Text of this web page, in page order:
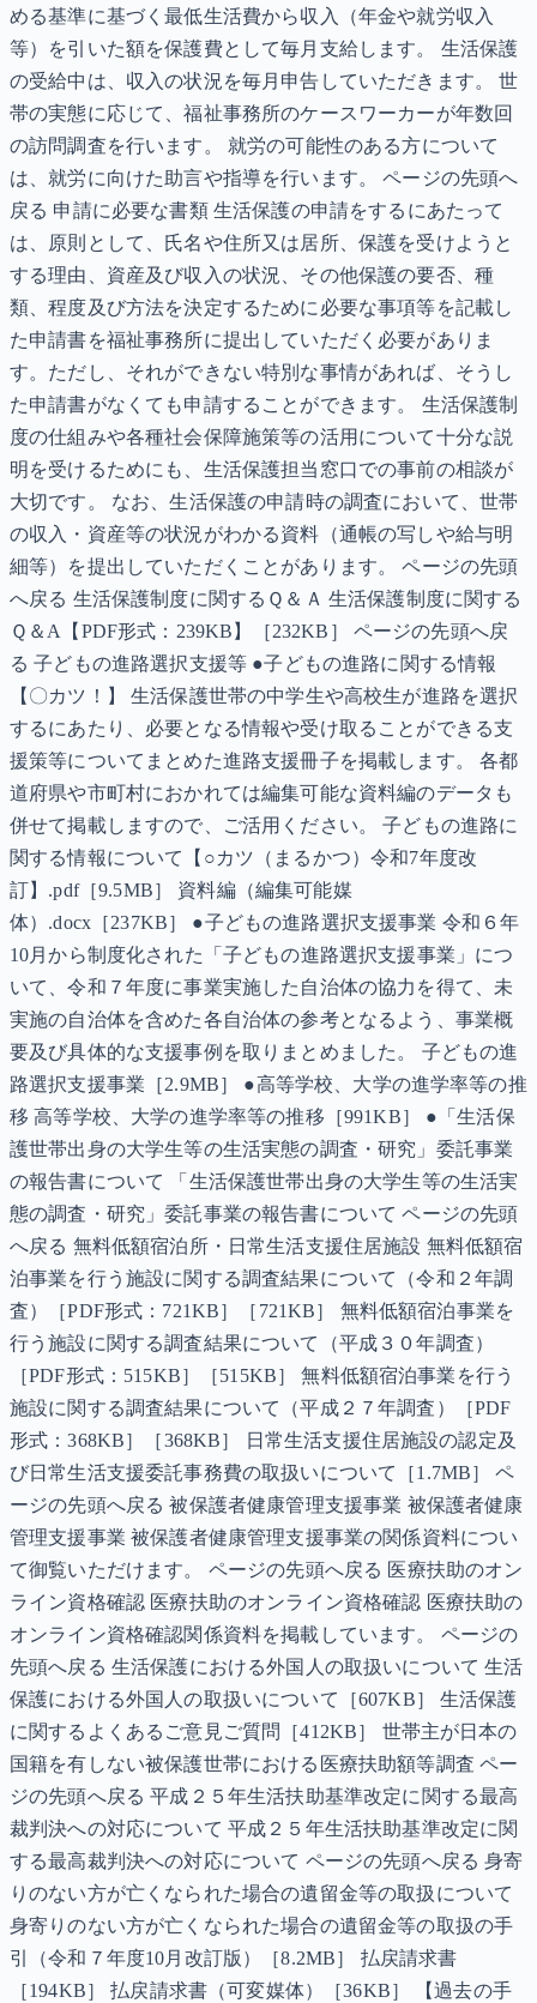
める基準に基づく最低生活費から収入（年金や就労収入
等）を引いた額を保護費として毎月支給します。 生活保護
の受給中は、収入の状況を毎月申告していただきます。 世
帯の実態に応じて、福祉事務所のケースワーカーが年数回
の訪問調査を行います。 就労の可能性のある方について
は、就労に向けた助言や指導を行います。 ページの先頭へ
戻る 申請に必要な書類 生活保護の申請をするにあたって
は、原則として、氏名や住所又は居所、保護を受けようと
する理由、資産及び収入の状況、その他保護の要否、種
類、程度及び方法を決定するために必要な事項等を記載し
た申請書を福祉事務所に提出していただく必要がありま
す。ただし、それができない特別な事情があれば、そうし
た申請書がなくても申請することができます。 生活保護制
度の仕組みや各種社会保障施策等の活用について十分な説
明を受けるためにも、生活保護担当窓口での事前の相談が
大切です。 なお、生活保護の申請時の調査において、世帯
の収入・資産等の状況がわかる資料（通帳の写しや給与明
細等）を提出していただくことがあります。 ページの先頭
へ戻る 生活保護制度に関するＱ＆Ａ 生活保護制度に関する
Ｑ＆A【PDF形式：239KB】［232KB］ ページの先頭へ戻
る 子どもの進路選択支援等 ●子どもの進路に関する情報
【〇カツ！】 生活保護世帯の中学生や高校生が進路を選択
するにあたり、必要となる情報や受け取ることができる支
援策等についてまとめた進路支援冊子を掲載します。 各都
道府県や市町村におかれては編集可能な資料編のデータも
併せて掲載しますので、ご活用ください。 子どもの進路に
関する情報について【○カツ（まるかつ）令和7年度改
訂】.pdf［9.5MB］ 資料編（編集可能媒
体）.docx［237KB］ ●子どもの進路選択支援事業 令和６年
10月から制度化された「子どもの進路選択支援事業」につ
いて、令和７年度に事業実施した自治体の協力を得て、未
実施の自治体を含めた各自治体の参考となるよう、事業概
要及び具体的な支援事例を取りまとめました。 子どもの進
路選択支援事業［2.9MB］ ●高等学校、大学の進学率等の推
移 高等学校、大学の進学率等の推移［991KB］ ●「生活保
護世帯出身の大学生等の生活実態の調査・研究」委託事業
の報告書について 「生活保護世帯出身の大学生等の生活実
態の調査・研究」委託事業の報告書について ページの先頭
へ戻る 無料低額宿泊所・日常生活支援住居施設 無料低額宿
泊事業を行う施設に関する調査結果について（令和２年調
査）［PDF形式：721KB］［721KB］ 無料低額宿泊事業を
行う施設に関する調査結果について（平成３０年調査）
［PDF形式：515KB］［515KB］ 無料低額宿泊事業を行う
施設に関する調査結果について（平成２７年調査）［PDF
形式：368KB］［368KB］ 日常生活支援住居施設の認定及
び日常生活支援委託事務費の取扱いについて［1.7MB］ ペ
ージの先頭へ戻る 被保護者健康管理支援事業 被保護者健康
管理支援事業 被保護者健康管理支援事業の関係資料につい
て御覧いただけます。 ページの先頭へ戻る 医療扶助のオン
ライン資格確認 医療扶助のオンライン資格確認 医療扶助の
オンライン資格確認関係資料を掲載しています。 ページの
先頭へ戻る 生活保護における外国人の取扱いについて 生活
保護における外国人の取扱いについて［607KB］ 生活保護
に関するよくあるご意見ご質問［412KB］ 世帯主が日本の
国籍を有しない被保護世帯における医療扶助額等調査 ペー
ジの先頭へ戻る 平成２５年生活扶助基準改定に関する最高
裁判決への対応について 平成２５年生活扶助基準改定に関
する最高裁判決への対応について ページの先頭へ戻る 身寄
りのない方が亡くなられた場合の遺留金等の取扱について
身寄りのない方が亡くなられた場合の遺留金等の取扱の手
引（令和７年度10月改訂版）［8.2MB］ 払戻請求書
［194KB］ 払戻請求書（可変媒体）［36KB］ 【過去の手